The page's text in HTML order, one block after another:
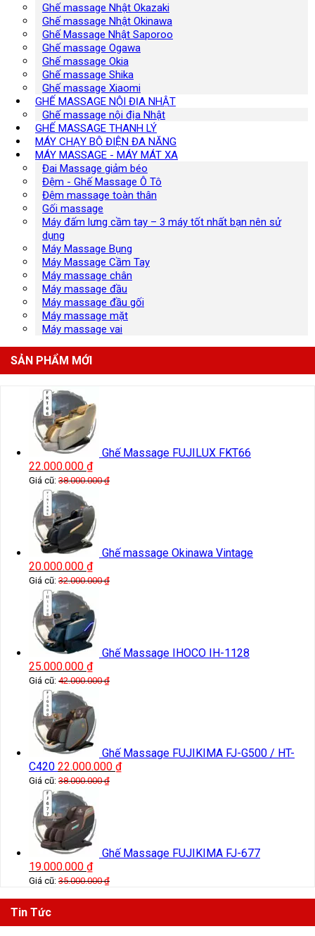
Ghế massage Nhật Okazaki
Ghế massage Nhật Okinawa
Ghế Massage Nhật Saporoo
Ghế massage Ogawa
Ghế massage Okia
Ghế massage Shika
Ghế massage Xiaomi
GHẾ MASSAGE NỘI ĐỊA NHẬT
Ghế massage nội địa Nhật
GHẾ MASSAGE THANH LÝ
MÁY CHẠY BỘ ĐIỆN ĐA NĂNG
MÁY MASSAGE - MÁY MÁT XA
Đai Massage giảm béo
Đệm - Ghế Massage Ô Tô
Đệm massage toàn thân
Gối massage
Máy đấm lưng cầm tay – 3 máy tốt nhất bạn nên sử
dụng
Máy Massage Bụng
Máy Massage Cầm Tay
Máy massage chân
Máy massage đầu
Máy massage đầu gối
Máy massage mặt
Máy massage vai
SẢN PHẨM MỚI
Ghế Massage FUJILUX FKT66
22.000.000 ₫
Giá cũ: 38.000.000₫
Ghế massage Okinawa Vintage
20.000.000 ₫
Giá cũ: 32.000.000₫
Ghế Massage IHOCO IH-1128
25.000.000 ₫
Giá cũ: 42.000.000₫
Ghế Massage FUJIKIMA FJ-G500 / HT-
C420 22.000.000 ₫
Giá cũ: 38.000.000₫
Ghế Massage FUJIKIMA FJ-677
19.000.000 ₫
Giá cũ: 35.000.000₫
Tin Tức